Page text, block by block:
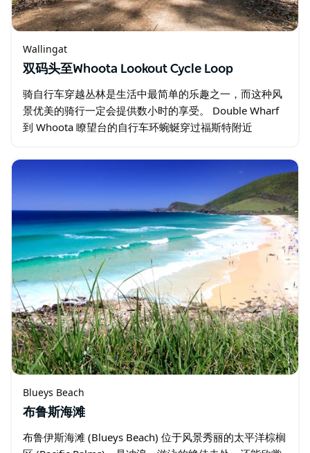
Wallingat
双码头至Whoota Lookout Cycle Loop
骑自行车穿越丛林是生活中最简单的乐趣之一，而这种风
景优美的骑行一定会提供数小时的享受。 Double Wharf
到 Whoota 瞭望台的自行车环蜿蜒穿过福斯特附近
Blueys Beach
布鲁斯海滩
布鲁伊斯海滩 (Blueys Beach) 位于风景秀丽的太平洋棕榈